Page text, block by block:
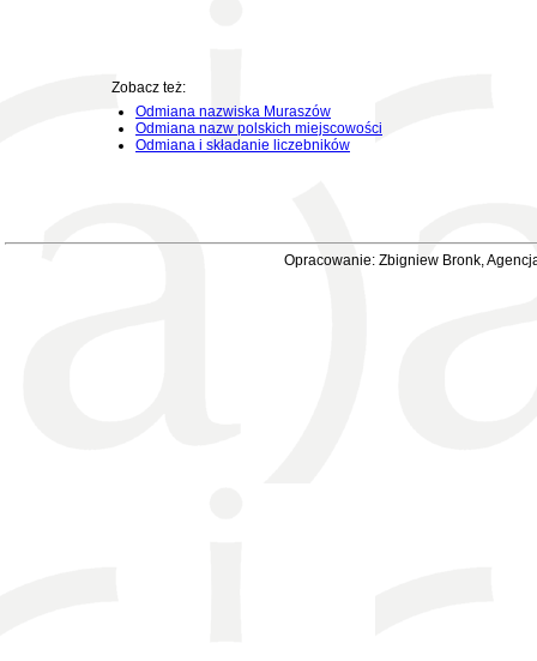
Zobacz też:
Odmiana nazwiska Muraszów
Odmiana nazw polskich miejscowości
Odmiana i składanie liczebników
Opracowanie: Zbigniew Bronk,